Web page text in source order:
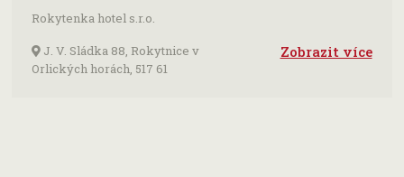
Rokytenka hotel s.r.o.
J. V. Sládka 88, Rokytnice v
Orlických horách, 517 61
Zobrazit více